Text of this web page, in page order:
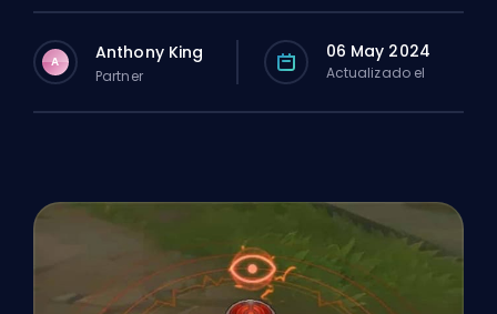
A Anthony King
Partner
06 May 2024
Actualizado el